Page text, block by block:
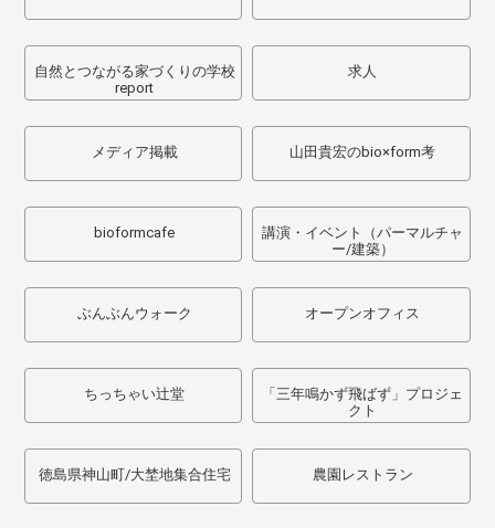
自然とつながる家づくりの学校
report
求人
メディア掲載 山田貴宏のbio×form考
bioformcafe
講演・イベント（パーマルチャ
ー/建築）
ぶんぶんウォーク オープンオフィス
ちっちゃい辻堂
「三年鳴かず飛ばず」プロジェ
クト
徳島県神山町/大埜地集合住宅 農園レストラン